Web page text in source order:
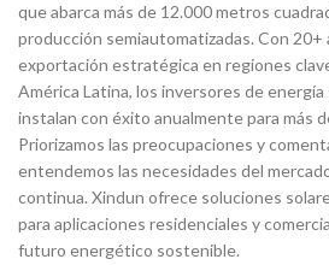
que abarca más de 12.000 metros
producción semiautomatizadas. Con 20+
exportación estratégica en regiones
América Latina, los inversores de
instalan con éxito anualmente para más
Priorizamos las preocupaciones y
entendemos las necesidades del
continua. Xindun ofrece soluciones
para aplicaciones residenciales y
futuro energético sostenible.